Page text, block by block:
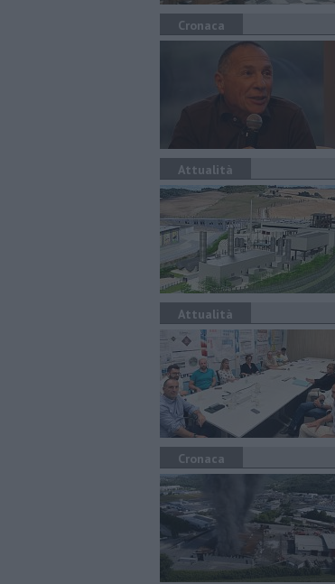
Cronaca
Attualità
Attualità
Cronaca